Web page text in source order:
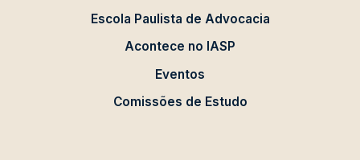
Escola Paulista de Advocacia
Acontece no IASP
Eventos
Comissões de Estudo